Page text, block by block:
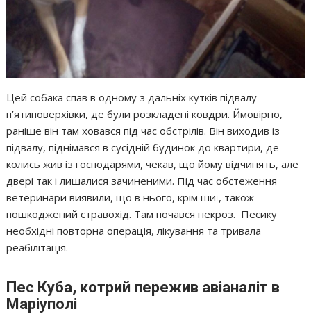
Цей собака спав в одному з дальніх кутків підвалу
п’ятиповерхівки, де були розкладені ковдри. Ймовірно,
раніше він там ховався під час обстрілів. Він виходив із
підвалу, піднімався в сусідній будинок до квартири, де
колись жив із господарями, чекав, що йому відчинять, але
двері так і лишалися зачиненими. Під час обстеження
ветеринари виявили, що в нього, крім шиї, також
пошкоджений стравохід. Там почався некроз. Песику
необхідні повторна операція, лікування та тривала
реабілітація.
Пес Куба, котрий пережив авіаналіт в
Маріуполі